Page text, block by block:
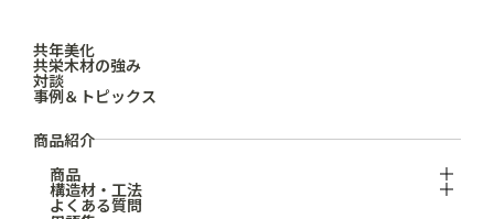
共年美化
共栄木材の強み
対談
事例＆トピックス
商品紹介
商品
構造材・工法
よくある質問